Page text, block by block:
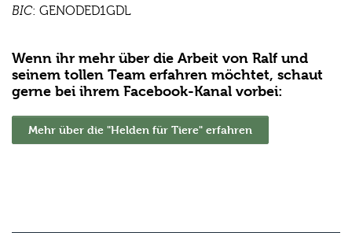
BIC: GENODED1GDL
Wenn ihr mehr über die Arbeit von Ralf und
seinem tollen Team erfahren möchtet, schaut
gerne bei ihrem Facebook-Kanal vorbei:
Mehr über die "Helden für Tiere" erfahren